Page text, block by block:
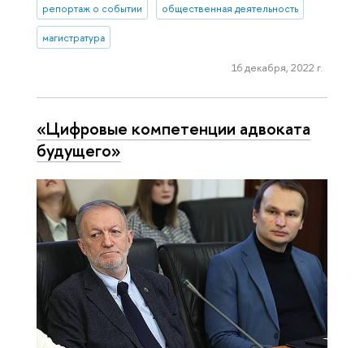
репортаж о событии общественная деятельность
магистратура
16 декабря, 2022 г.
«Цифровые компетенции адвоката
будущего»